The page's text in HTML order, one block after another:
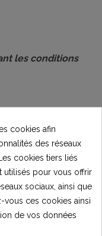
les conditions
kit d’outils et
reste à
testée avant
cookies afin
des réseaux
cookies tiers liés
utilisés pour vous offrir
sociaux, ainsi que
vous ces cookies ainsi
de vos données